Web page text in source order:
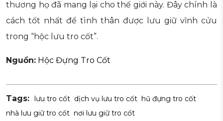
thương họ đã mang lại cho thế giới này. Đây chính là
cách tốt nhất để tình thân được lưu giữ vĩnh cửu
trong “hộc lưu tro cốt”.
Nguồn: Hộc Đựng Tro Cốt
Tags: lưu tro cốt dịch vụ lưu tro cốt hũ đựng tro cốt
nhà lưu giữ tro cốt nơi lưu giữ tro cốt